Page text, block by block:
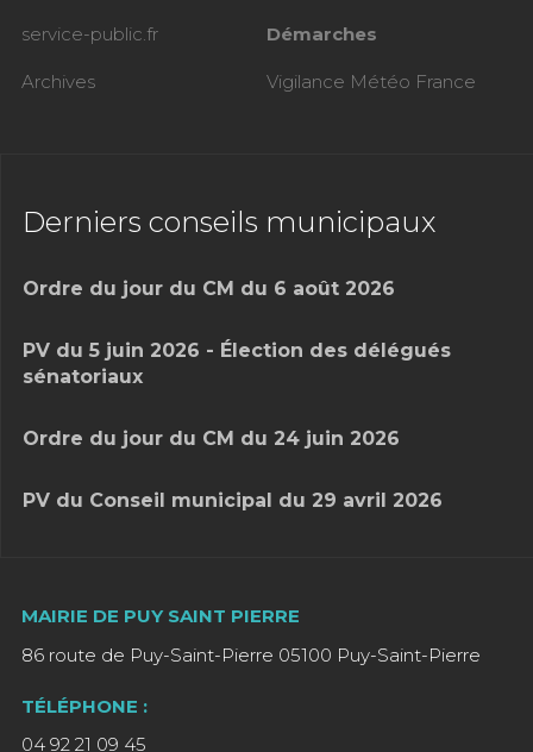
service-public.fr Démarches
Archives Vigilance Météo France
Derniers conseils municipaux
Ordre du jour du CM du 6 août 2026
PV du 5 juin 2026 - Élection des délégués
sénatoriaux
Ordre du jour du CM du 24 juin 2026
PV du Conseil municipal du 29 avril 2026
MAIRIE DE PUY SAINT PIERRE
86 route de Puy-Saint-Pierre 05100 Puy-Saint-Pierre
TÉLÉPHONE :
04 92 21 09 45